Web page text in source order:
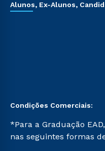
Alunos, Ex-Alunos,
Condições Comerciais:
*Para a Graduação
nas seguintes formas